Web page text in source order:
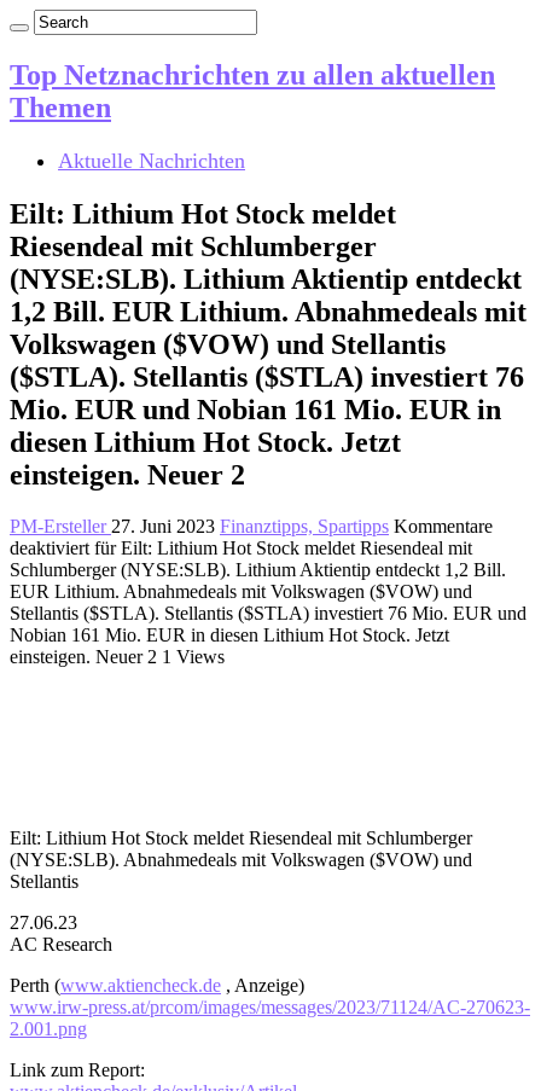
Top Netznachrichten zu allen aktuellen
Themen
Aktuelle Nachrichten
Eilt: Lithium Hot Stock meldet
Riesendeal mit Schlumberger
(NYSE:SLB). Lithium Aktientip entdeckt
1,2 Bill. EUR Lithium. Abnahmedeals mit
Volkswagen ($VOW) und Stellantis
($STLA). Stellantis ($STLA) investiert 76
Mio. EUR und Nobian 161 Mio. EUR in
diesen Lithium Hot Stock. Jetzt
einsteigen. Neuer 2
PM-Ersteller 27. Juni 2023 Finanztipps, Spartipps Kommentare
deaktiviert für Eilt: Lithium Hot Stock meldet Riesendeal mit
Schlumberger (NYSE:SLB). Lithium Aktientip entdeckt 1,2 Bill.
EUR Lithium. Abnahmedeals mit Volkswagen ($VOW) und
Stellantis ($STLA). Stellantis ($STLA) investiert 76 Mio. EUR und
Nobian 161 Mio. EUR in diesen Lithium Hot Stock. Jetzt
einsteigen. Neuer 2 1 Views
Eilt: Lithium Hot Stock meldet Riesendeal mit Schlumberger
(NYSE:SLB). Abnahmedeals mit Volkswagen ($VOW) und
Stellantis
27.06.23
AC Research
Perth (www.aktiencheck.de , Anzeige)
www.irw-press.at/prcom/images/messages/2023/71124/AC-270623-
2.001.png
Link zum Report: